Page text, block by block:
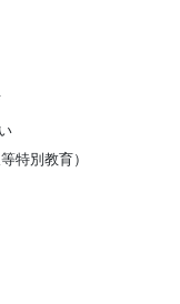
特別教育）